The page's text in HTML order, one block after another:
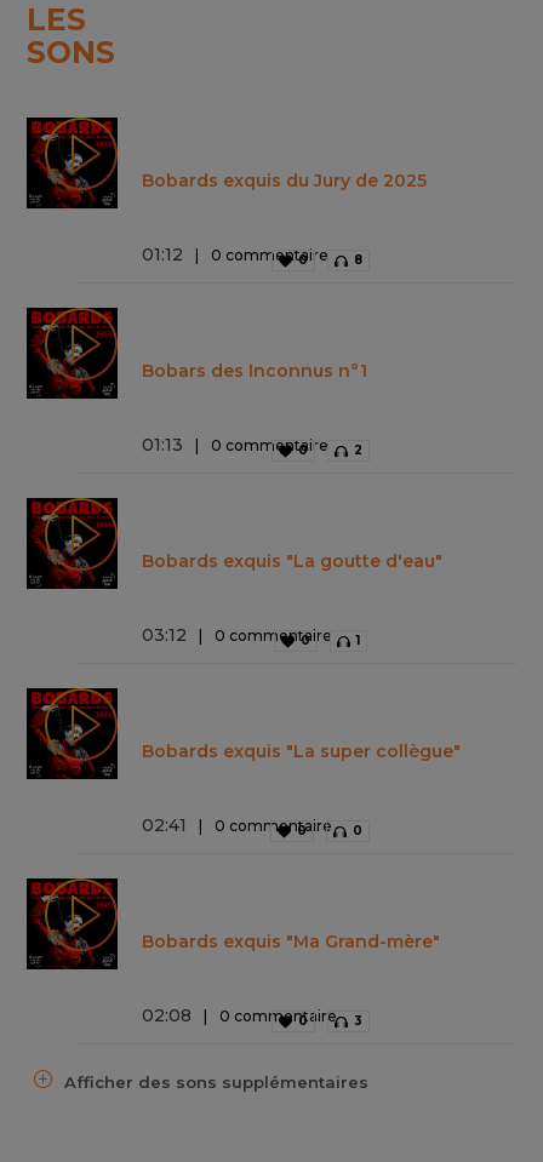
LES
SONS
Bobards exquis du Jury de 2025
01:12 0 commentaire
0 8
Bobars des Inconnus n°1
01:13 0 commentaire
0 2
Bobards exquis "La goutte d'eau"
03:12 0 commentaire
0 1
Bobards exquis "La super collègue"
02:41 0 commentaire
0 0
Bobards exquis "Ma Grand-mère"
02:08 0 commentaire
0 3
Afficher des sons supplémentaires